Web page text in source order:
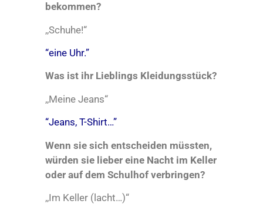
bekommen?
,,Schuhe!“
“eine Uhr.”
Was ist ihr Lieblings Kleidungsstück?
,,Meine Jeans“
“Jeans, T-Shirt…”
Wenn sie sich entscheiden müssten,
würden sie lieber eine Nacht im Keller
oder auf dem Schulhof verbringen?
,,Im Keller (lacht…)“